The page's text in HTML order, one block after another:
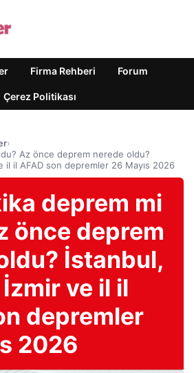
Firma Rehberi Forum
Çerez Politikası
›
Az önce deprem nerede oldu?
il il AFAD son depremler 26 Mayıs 2026
deprem mi
önce deprem
İstanbul,
ve il il
depremler
2026